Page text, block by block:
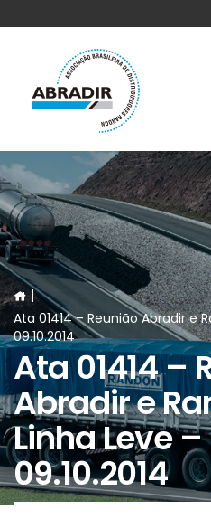
Ata 01414 – Reunião Abradir e
09.10.2014
Ata 01414 –
Abradir e
Linha Leve –
09.10.2014